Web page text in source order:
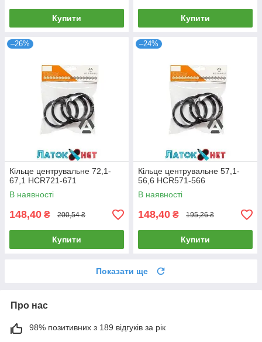
Купити Купити
–26%
Кільце центрувальне 72,1-
67,1 HCR721-671
В наявності
148,40 ₴ 200,54 ₴
Купити
–24%
Кільце центрувальне 57,1-
56,6 HCR571-566
В наявності
148,40 ₴ 195,26 ₴
Купити
Показати ще
Про нас
98% позитивних з 189 відгуків за рік